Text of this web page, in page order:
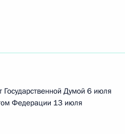
Думой 6 июля
Федерации 13 июля